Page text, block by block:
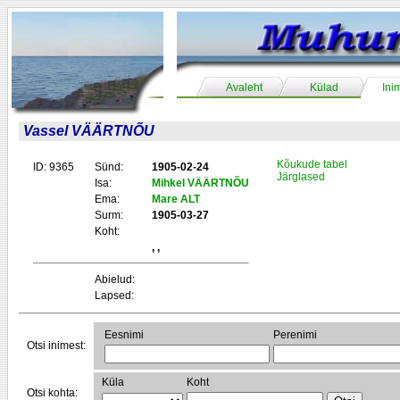
Avaleht Külad
Vassel VÄÄRTNÕU
ID: 9365 Sünd:
1905-02-24
Isa:
Mihkel VÄÄRTNÕU
Ema:
Mare ALT
Surm:
1905-03-27
Koht:
, ,
Abielud:
Lapsed:
Kõukude tabel
Järglased
Otsi inimest:
Eesnimi Perenimi
Otsi kohta:
Küla Koht